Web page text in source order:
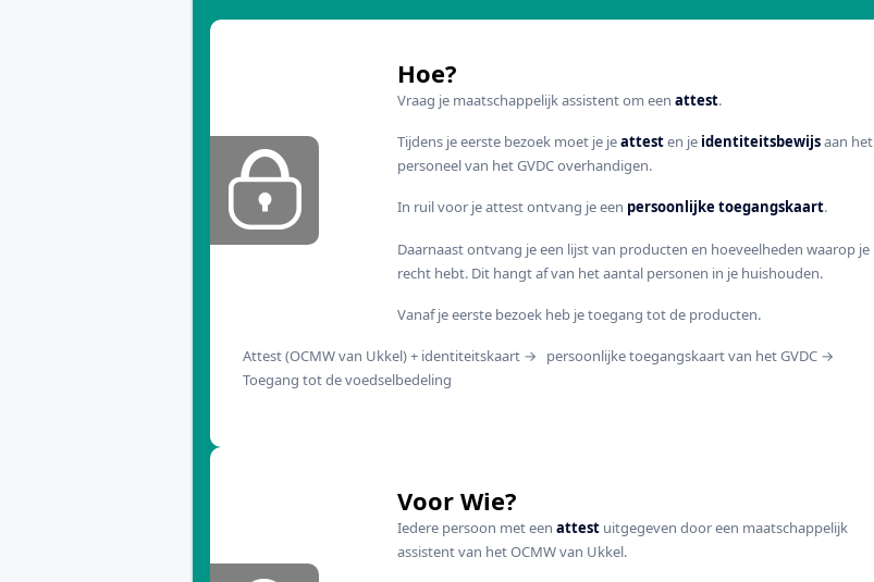
Hoe?
Vraag je maatschappelijk assistent om eenattest.
Tijdens je eerste bezoek moet je jeattesten je identiteitsbewijsaan het
personeel van het GVDC overhandigen.
In ruil voor je attest ontvang je een persoonlijke toegangskaart.
Daarnaast ontvang je een lijst van producten en hoeveelheden waarop je
recht hebt. Dit hangt af van het aantal personen in je huishouden.
Vanaf je eerste bezoek heb je toegang tot de producten.
Attest (OCMW van Ukkel) + identiteitskaart → persoonlijke toegangskaart van het GVDC →
Toegang tot de voedselbedeling
Voor Wie?
Iedere persoon met eenattest uitgegeven door een maatschappelijk
assistent van het OCMW van Ukkel.